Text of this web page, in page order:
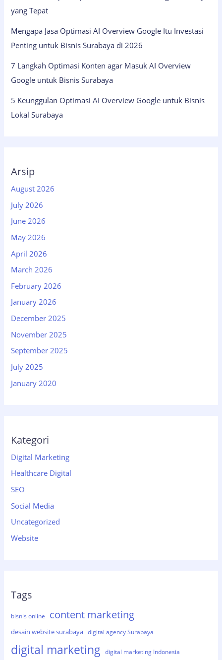
yang Tepat
Mengapa Jasa Optimasi AI Overview Google Itu Investasi
Penting untuk Bisnis Surabaya di 2026
7 Langkah Optimasi Konten agar Masuk AI Overview
Google untuk Bisnis Surabaya
5 Keunggulan Optimasi AI Overview Google untuk Bisnis
Lokal Surabaya
Arsip
August 2026
July 2026
June 2026
May 2026
April 2026
March 2026
February 2026
January 2026
December 2025
November 2025
September 2025
July 2025
January 2020
Kategori
Digital Marketing
Healthcare Digital
SEO
Social Media
Uncategorized
Website
Tags
bisnis online content marketing
desain website surabaya digital agency Surabaya
digital marketing digital marketing Indonesia